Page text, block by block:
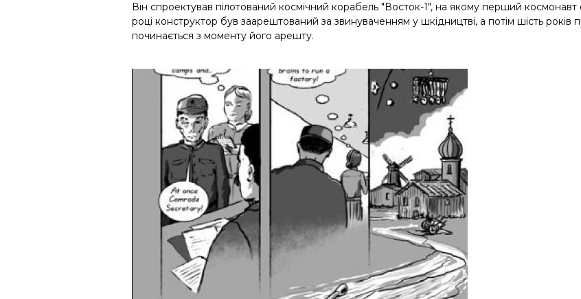
Він спроектував пілотований космічний корабель "Восток-1", на якому перший
році конструктор був заарештований за звинуваченням у шкідництві, а потім шість років
починається з моменту його арешту.